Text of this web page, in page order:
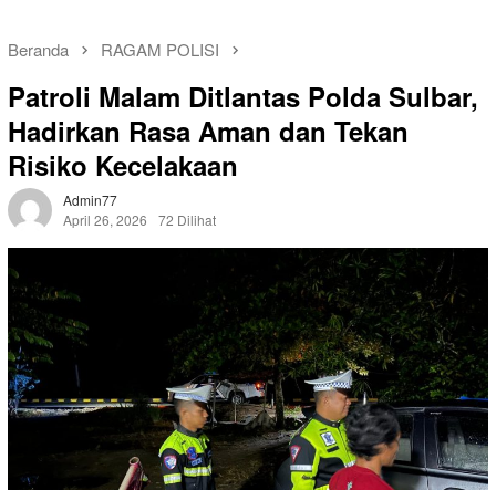
Beranda RAGAM POLISI
Patroli Malam Ditlantas Polda Sulbar,
Hadirkan Rasa Aman dan Tekan
Risiko Kecelakaan
Admin77
April 26, 2026
72 Dilihat